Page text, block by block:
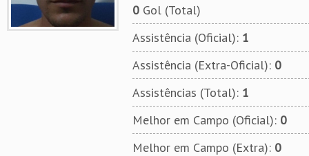
0Gol (Total)
Assistência (Oficial): 1
Assistência (Extra-Oficial): 0
Assistências (Total): 1
Melhor em Campo (Oficial): 0
Melhor em Campo (Extra): 0